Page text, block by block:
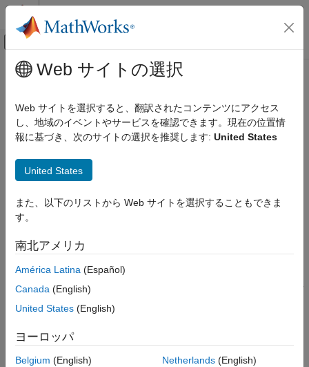
コンテンツへスキップ
オフキャンバス ナビゲーション メ
ドキュメンテーションのホーム
Simulink Coder
項目一覧
説明
入力引数
バージョン履歴
参考
メインコンテンツ
addProperty
クラス:target.AddOn
名前空間:
target
target.AddOn
構文
説明
myAddOn.addProperty(
propertyTypeのプロパティ
入力引数
Web サイトの選択
Web サイトを選択すると、翻訳されたコンテンツにアクセス
し、地域のイベントやサービスを確認できます。現在の位置情
報に基づき、次のサイトの選択を推奨します: United States
United States
また、以下のリストから Web サイトを選択することもできま
す。
南北アメリカ
América Latina (Español)
Canada (English)
United States (English)
ヨーロッパ
Belgium (English)
Netherlands(English)